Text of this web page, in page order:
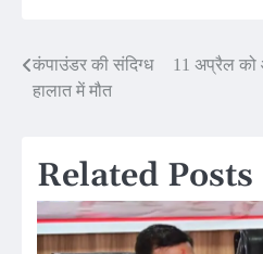
Post
कंपाउंडर की संदिग्ध
हालात में मौत
11 अप्रैल को
Related Posts